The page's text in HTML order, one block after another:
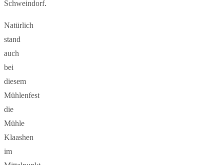
Schweindorf.
Natürlich
stand
auch
bei
diesem
Mühlenfest
die
Mühle
Klaashen
im